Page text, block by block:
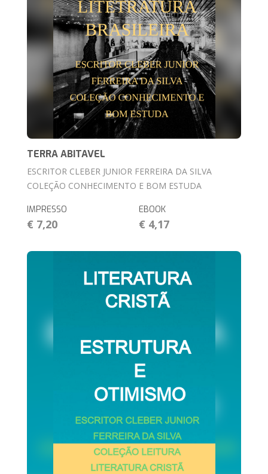
TERRA ABITAVEL
ESCRITOR CLEBER JUNIOR FERREIRA DA SILVA
COLEÇÃO CONHECIMENTO E BOM ESTUDA
IMPRESSO
€ 7,20
EBOOK
€ 4,17